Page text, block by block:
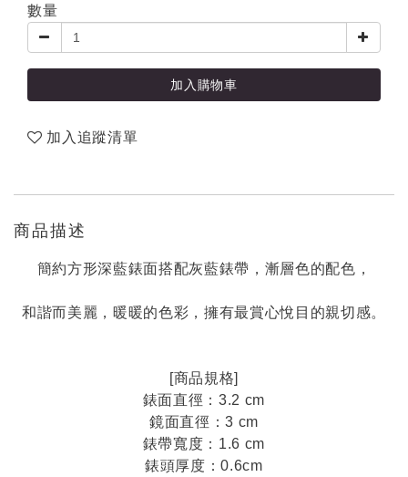
數量
加入購物車
加入追蹤清單
商品描述
簡約方形深藍錶面搭配灰藍錶帶，漸層色的配色，
和諧而美麗，暖暖的色彩，擁有最賞心悅目的親切感。
[商品規格]
錶面直徑：3.2 cm
鏡面直徑：3 cm
錶帶寬度：1.6 cm
錶頭厚度：0.6cm